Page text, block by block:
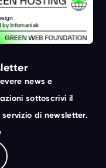
news e
sottoscrivi il
di newsletter.